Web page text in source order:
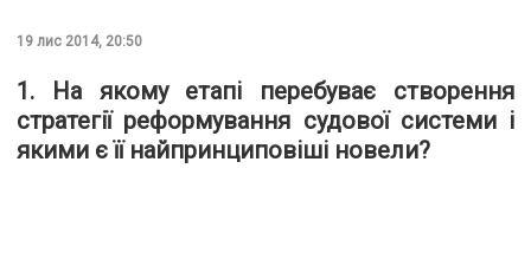
19 лис 2014, 20:50
1. На якому етапі перебуває створення
стратегії реформування судової системи і
якими є її найпринциповіші новели?